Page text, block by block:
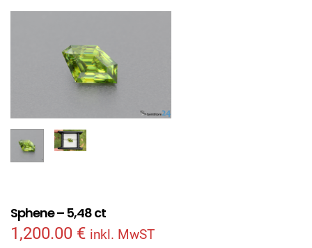
Sphene – 5,48 ct
1,200.00 € inkl. MwST